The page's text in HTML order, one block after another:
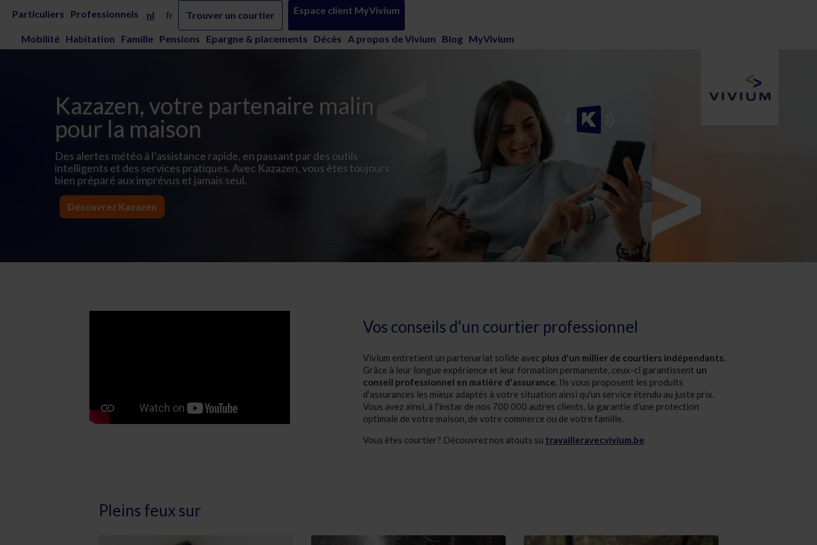
Saut au contenu principal
Vivium Assurances | Ensemble, c’est sûr - Vivium
Particuliers Professionnels nl fr Trouver un courtier Espace client MyVivium
Mobilité Habitation Famille Pensions Epargne & placements Décès A propos de Vivium Blog MyVivium
Kazazen, votre partenaire malin
pour la maison
Des alertes météo à l’assistance rapide, en passant par des outils
intelligents et des services pratiques. Avec Kazazen, vous êtes toujours
bien préparé aux imprévus et jamais seul.
Découvrez Kazazen
Vos conseils d'un courtier professionnel
Vivium entretient un partenariat solide avec plus d'un millier de courtiers indépendants.
Grâce à leur longue expérience et leur formation permanente, ceux-ci garantissent un
conseil professionnel en matière d'assurance. Ils vous proposent les produits
d'assurances les mieux adaptés à votre situation ainsi qu'un service étendu au juste prix.
Vous avez ainsi, à l'instar de nos 700 000 autres clients, la garantie d'une protection
optimale de votre maison, de votre commerce ou de votre famille.
Vous êtes courtier? Découvrez nos atouts su travailleravecvivium.be
Pleins feux sur